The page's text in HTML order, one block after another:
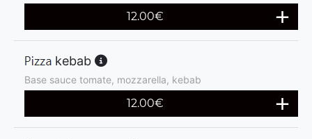
12.00€
kebab
Base sauce tomate, mozzarella, kebab
12.00€